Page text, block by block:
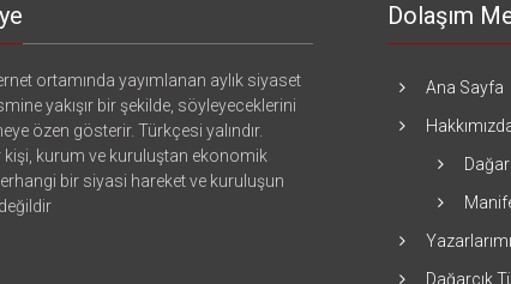
ortamında yayımlanan aylık siyaset
yakışır bir şekilde, söyleyeceklerini
özen gösterir. Türkçesi yalındır.
kişi, kurum ve kuruluştan ekonomik
bir siyasi hareket ve kuruluşun
Dolaşım
Ana Sayfa
Dağarcık